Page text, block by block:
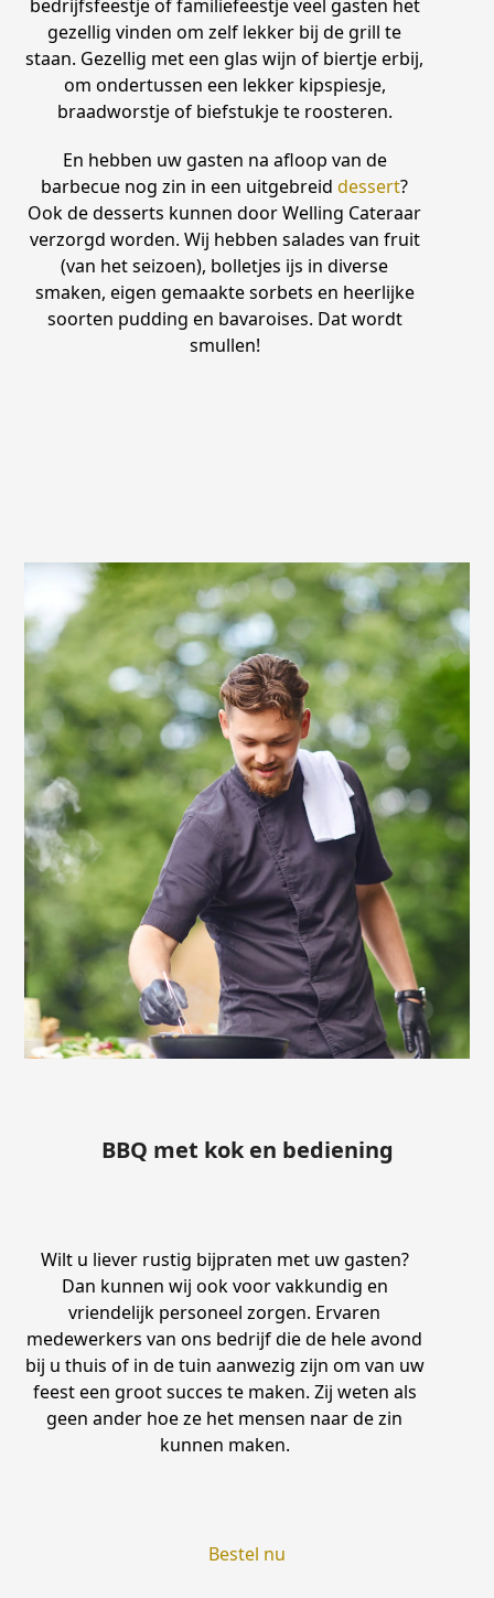
bedrijfsfeestje of familiefeestje veel gasten het
gezellig vinden om zelf lekker bij de grill te
staan. Gezellig met een glas wijn of biertje erbij,
om ondertussen een lekker kipspiesje,
braadworstje of biefstukje te roosteren.
En hebben uw gasten na afloop van de
barbecue nog zin in een uitgebreiddessert?
Ook de desserts kunnen door Welling Cateraar
verzorgd worden. Wij hebben salades van fruit
(van het seizoen), bolletjes ijs in diverse
smaken, eigen gemaakte sorbets en heerlijke
soorten pudding en bavaroises. Dat wordt
smullen!
BBQ met kok en bediening
Wilt u liever rustig bijpraten met uw gasten?
Dan kunnen wij ook voor vakkundig en
vriendelijk personeel zorgen. Ervaren
medewerkers van ons bedrijf die de hele avond
bij u thuis of in de tuin aanwezig zijn om van uw
feest een groot succes te maken. Zij weten als
geen ander hoe ze het mensen naar de zin
kunnen maken.
Bestel nu